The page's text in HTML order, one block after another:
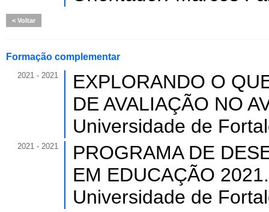
Voltar
Formação complementar
2021 - 2021
EXPLORANDO O
DE AVALIAÇÃO NO
Universidade de
2021 - 2021
PROGRAMA DE
EM EDUCAÇÃO
Universidade de